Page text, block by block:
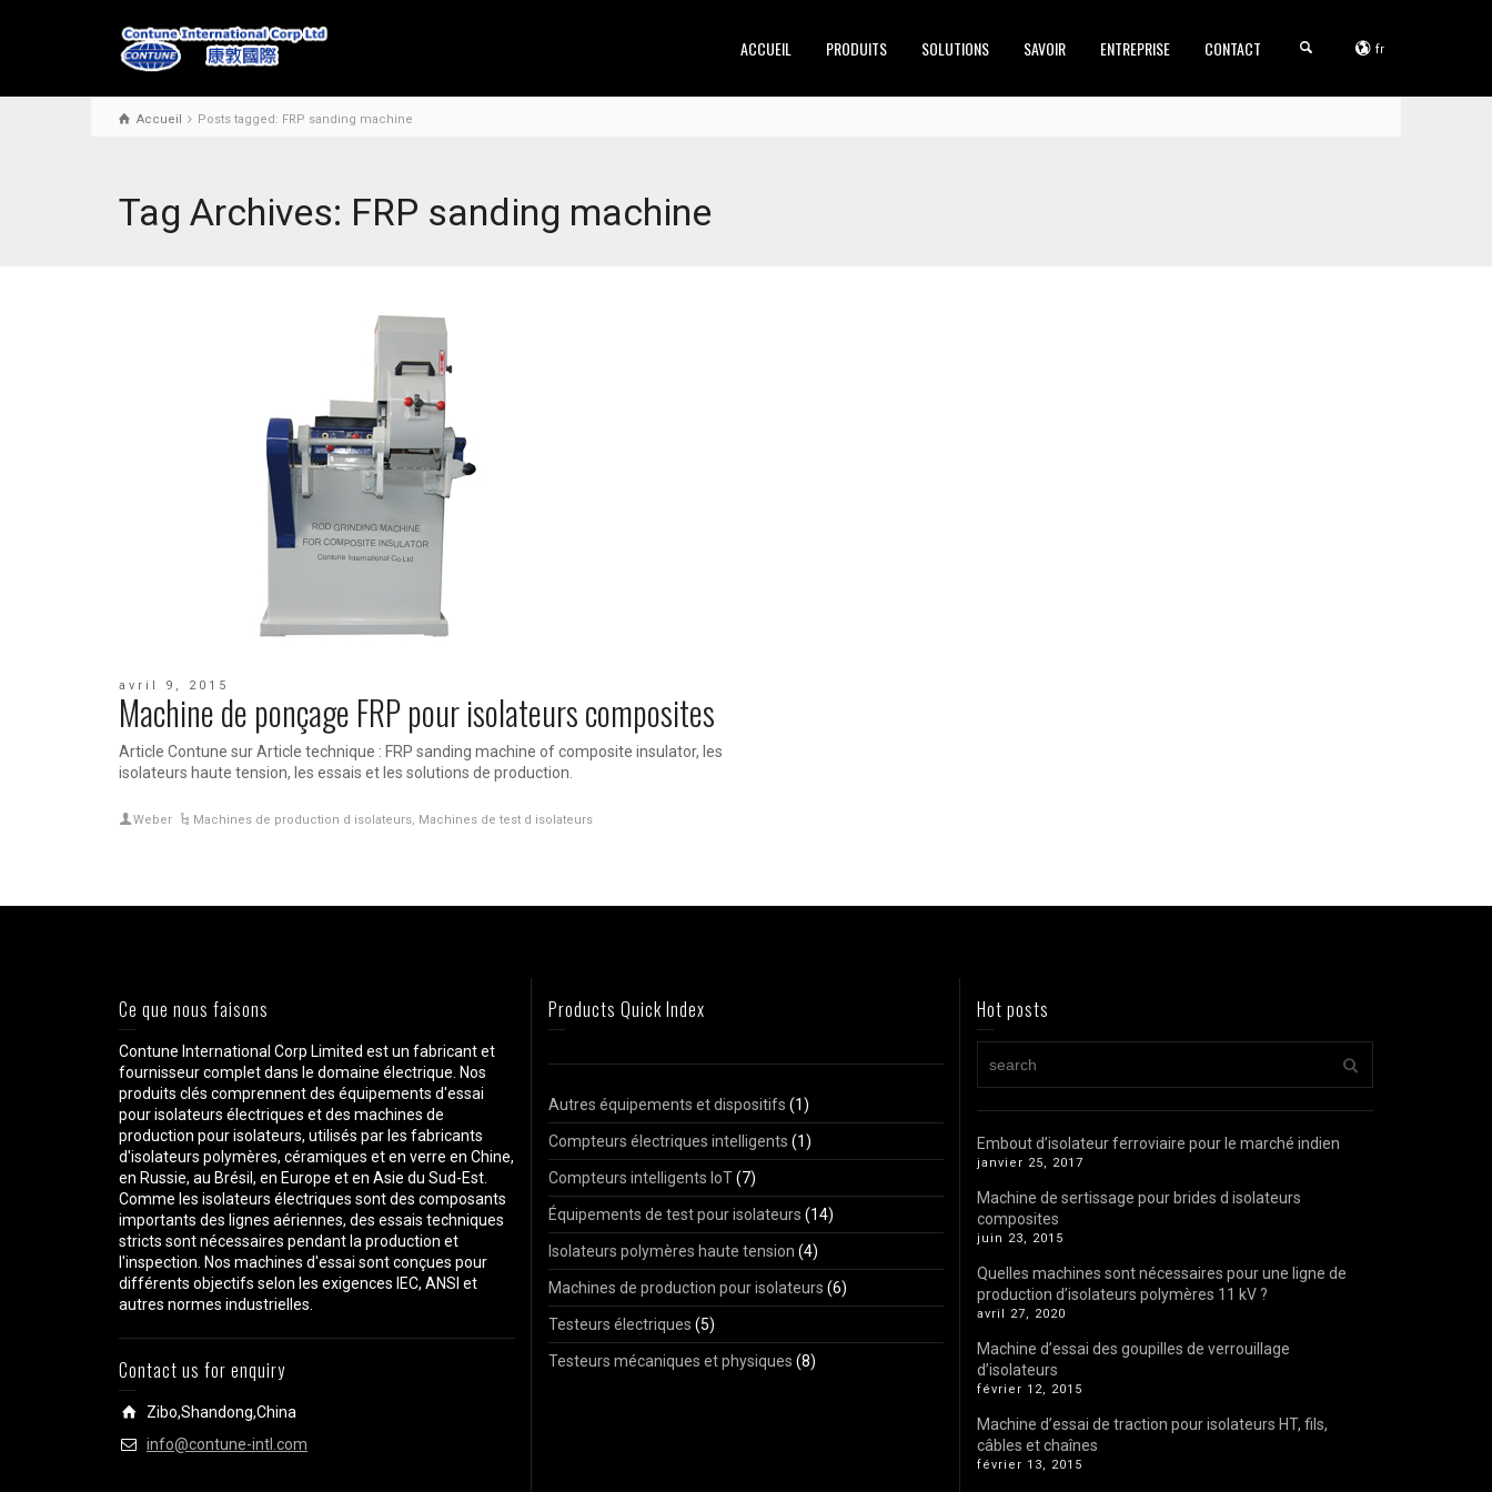
ACCUEIL PRODUITS SOLUTIONS SAVOIR ENTREPRISE CONTACT fr
Accueil Posts tagged: FRP sanding machine
Tag Archives: FRP sanding machine
avril 9, 2015
Machine de ponçage FRP pour isolateurs composites
Article Contune sur Article technique : FRP sanding machine of composite insulator, les
isolateurs haute tension, les essais et les solutions de production.
Weber Machines de production d isolateurs, Machines de test d isolateurs
Ce que nous faisons
Contune International Corp Limited est un fabricant et
fournisseur complet dans le domaine électrique. Nos
produits clés comprennent des équipements d'essai
pour isolateurs électriques et des machines de
production pour isolateurs, utilisés par les fabricants
d'isolateurs polymères, céramiques et en verre en Chine,
en Russie, au Brésil, en Europe et en Asie du Sud-Est.
Comme les isolateurs électriques sont des composants
importants des lignes aériennes, des essais techniques
stricts sont nécessaires pendant la production et
l'inspection. Nos machines d'essai sont conçues pour
différents objectifs selon les exigences IEC, ANSI et
autres normes industrielles.
Contact us for enquiry
Zibo,Shandong,China
info@contune-intl.com
Products Quick Index
Autres équipements et dispositifs (1)
Compteurs électriques intelligents (1)
Compteurs intelligents IoT(7)
Équipements de test pour isolateurs (14)
Isolateurs polymères haute tension (4)
Machines de production pour isolateurs (6)
Testeurs électriques (5)
Testeurs mécaniques et physiques (8)
Hot posts
Embout d’isolateur ferroviaire pour le marché indien
janvier 25, 2017
Machine de sertissage pour brides d isolateurs
composites
juin 23, 2015
Quelles machines sont nécessaires pour une ligne de
production d’isolateurs polymères 11 kV ?
avril 27, 2020
Machine d’essai des goupilles de verrouillage
d’isolateurs
février 12, 2015
Machine d’essai de traction pour isolateurs HT, fils,
câbles et chaînes
février 13, 2015